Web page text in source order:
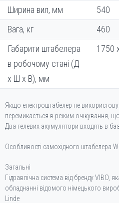
Ширина вил, мм
540
Вага, кг
460
Габарити штабелера
в робочому стані (Д
х Ш х В), мм
1750
Якщо електроштабелер не
перемикається в режим очікування,
Два гелевих акумулятори входять в
Особливості самохідного штабелера
Загальні
Гідравлічна система від бренду VIBO,
обладнанні відомого німецького
Linde